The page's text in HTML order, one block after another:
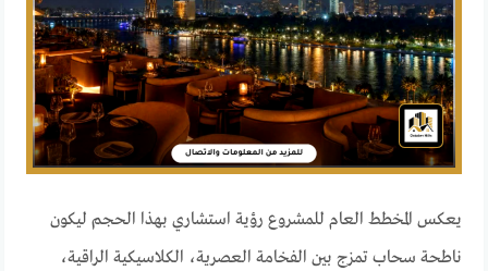
يعكس المخطط العام للمشروع رؤية استشاري بهذا الحجم ليكون
ناطحة سحاب تمزج بين الفخامة العصرية، الكلاسيكية الراقية،